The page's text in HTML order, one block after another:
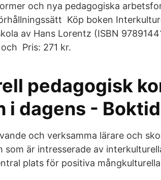
och nya pedagogiska
Köp boken
av Hans Lorentz (ISBN
Pris: 271 kr.
pedagogisk
i dagens -
och verksamma lärare och
som är intresserade av
plats för positiva